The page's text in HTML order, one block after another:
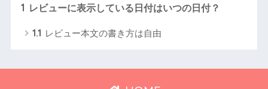
1 レビューに表示している日付はいつの日付？
1.1 レビュー本文の書き方は自由